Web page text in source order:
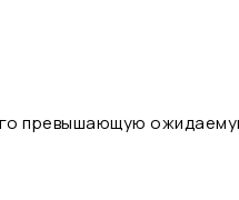
превышающую